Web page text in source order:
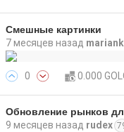
Смешные картинки
7 месяцев назад
0 0.000
Обновление рынков
9 месяцев назад rudex